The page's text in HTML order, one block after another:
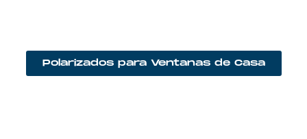
Polarizados para Ventanas de Casa